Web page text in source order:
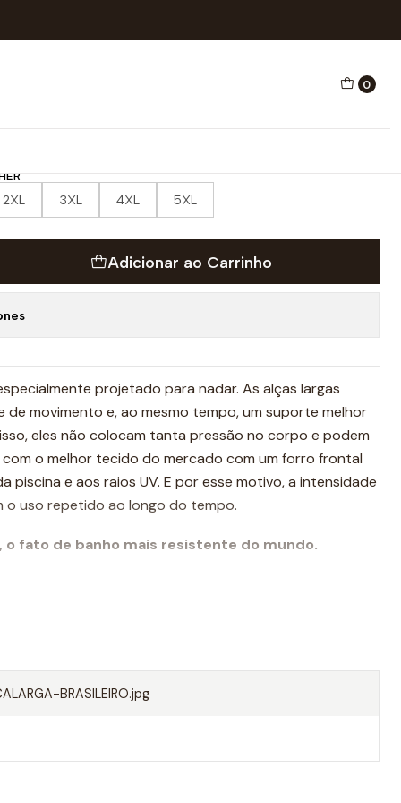
0
ALÇA LARGA LIFEGUARD
NATAÇÃO ALÇA LARGA
2XL 3XL 4XL 5XL
Adicionar ao Carrinho
projetado para nadar. As alças largas
movimento e, ao mesmo tempo, um suporte melhor
eles não colocam tanta pressão no corpo e podem
o melhor tecido do mercado com um forro frontal
piscina e aos raios UV. E por esse motivo, a intensidade
o uso repetido ao longo do tempo.
o fato de banho mais resistente do mundo.
BRASILEIRO.jpg